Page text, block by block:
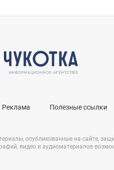
Реклама Полезные ссылки
опубликованные на сайте,
видео и аудиоматериалов